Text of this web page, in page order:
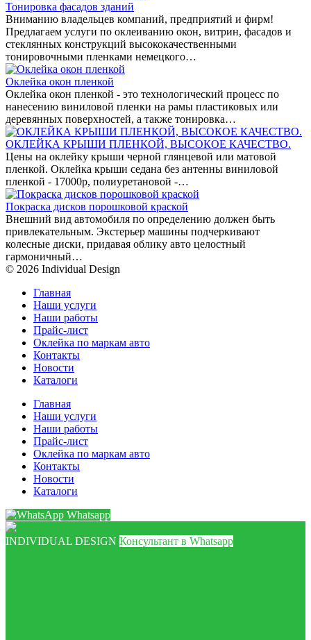
Тонировка фасадов зданий
Вниманию владельцев компаний, предприятий и фирм!
Предлагаем услуги по оклеиванию окон, витрин, фасадов и
стеклянных конструкций высококачественными
тонировочными пленками немецкого…
Оклейка окон пленкой
Оклейка окон пленкой - это технологический процесс по
нанесению виниловой пленки на рамы пластиковых или
деревянных поверхностей, а также тонировка…
ОКЛЕЙКА КРЫШИ ПЛЕНКОЙ, ВЫСОКОЕ КАЧЕСТВО.
Цены на оклейку крыши черной глянцевой или матовой
пленкой. Оклейка крыши седана без антенны виниловой
пленкой - 17000р, полиуретановой -…
Покраска дисков порошковой краской
Внешний вид автомобиля по определению должен быть
привлекательным. Экстерьер машины подчеркивают
колесные диски, придавая облику авто целостный
гармоничный…
© 2026 Individual Design
Главная
Наши услуги
Наши работы
Прайс-лист
Оклейка по маркам авто
Контакты
Новости
Каталоги
Главная
Наши услуги
Наши работы
Прайс-лист
Оклейка по маркам авто
Контакты
Новости
Каталоги
Whatsapp
INDIVIDUAL DESIGN Консультант в Whatsapp